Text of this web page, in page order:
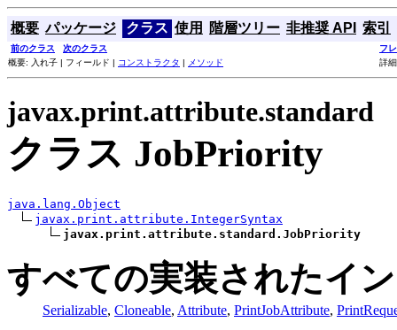
概要 パッケージ クラス 使用 階層ツリー 非推奨 API 索引
前のクラス 次のクラス
フ
概要: 入れ子 | フィールド | コンストラクタ | メソッド 詳
javax.print.attribute.standard
クラス JobPriority
java.lang.Object
javax.print.attribute.IntegerSyntax
javax.print.attribute.standard.JobPriority
すべての実装されたイ
Serializable, Cloneable, Attribute, PrintJobAttribute,